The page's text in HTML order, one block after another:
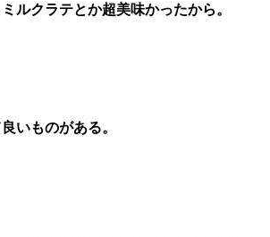
ルクラテとか超美味かったから。
いものがある。